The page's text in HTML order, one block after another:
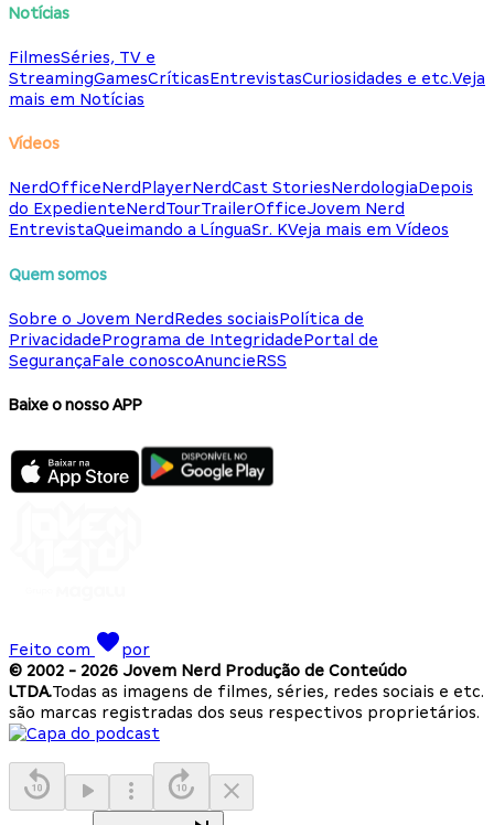
Notícias
FilmesSéries, TV e
StreamingGamesCríticasEntrevistasCuriosidades e etc.Veja
mais em Notícias
Vídeos
NerdOfficeNerdPlayerNerdCast StoriesNerdologiaDepois
do ExpedienteNerdTourTrailerOfficeJovem Nerd
EntrevistaQueimando a LínguaSr. KVeja mais em Vídeos
Quem somos
Sobre o Jovem NerdRedes sociaisPolítica de
PrivacidadePrograma de IntegridadePortal de
SegurançaFale conoscoAnuncieRSS
Baixe o nosso APP
Feito com
por
© 2002 - 2026 Jovem Nerd Produção de Conteúdo
LTDA.Todas as imagens de filmes, séries, redes sociais e etc.
são marcas registradas dos seus respectivos proprietários.